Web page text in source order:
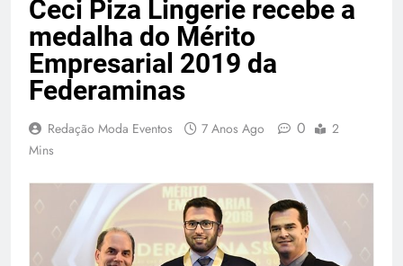
Ceci Piza Lingerie recebe a
medalha do Mérito
Empresarial 2019 da
Federaminas
Redação Moda Eventos 7 Anos Ago 0
2
Mins